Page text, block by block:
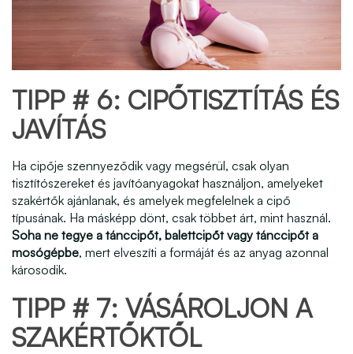
TIPP # 6: CIPŐTISZTÍTÁS ÉS
JAVÍTÁS
Ha cipője szennyeződik vagy megsérül, csak olyan
tisztítószereket és javítóanyagokat használjon, amelyeket
szakértők ajánlanak, és amelyek megfelelnek a cipő
típusának. Ha másképp dönt, csak többet árt, mint használ.
Soha ne tegye a tánccipőt, balettcipőt vagy tánccipőt a
mosógépbe, mert elveszíti a formáját és az anyag azonnal
károsodik.
TIPP # 7: VÁSÁROLJON A
SZAKÉRTŐKTŐL